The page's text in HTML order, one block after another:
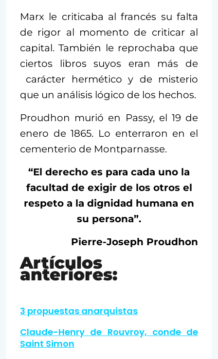
Marx le criticaba al francés su falta
de rigor al momento de criticar al
capital. También le reprochaba que
ciertos libros suyos eran más de
carácter hermético y de misterio
que un análisis lógico de los hechos.
Proudhon murió en Passy, el 19 de
enero de 1865. Lo enterraron en el
cementerio de Montparnasse.
“El derecho es para cada uno la
facultad de exigir de los otros el
respeto a la dignidad humana en
su persona”.
Pierre-Joseph Proudhon
Artículos
anteriores:
3 propuestas anarquistas
Claude-Henry de Rouvroy, conde de
Saint Simon